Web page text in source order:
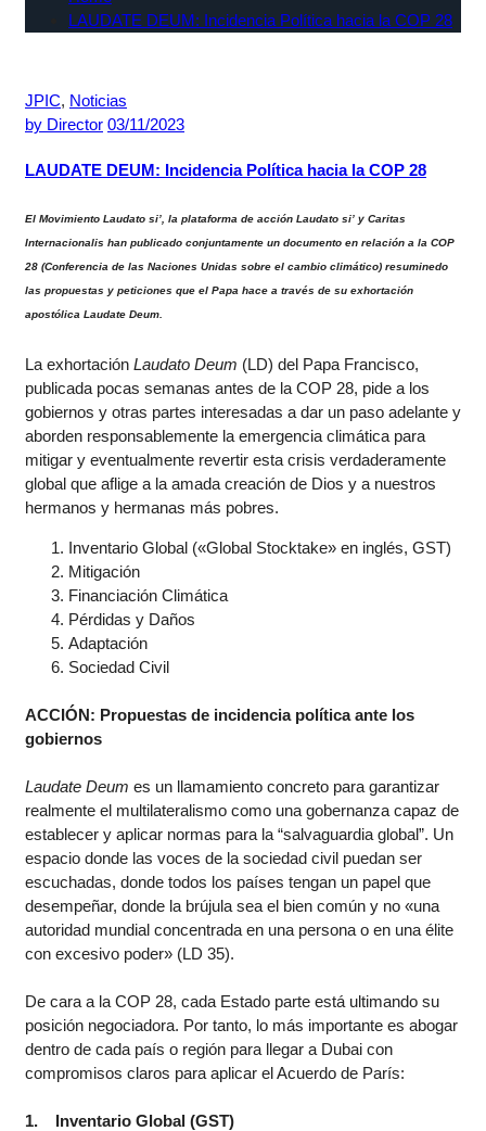
LAUDATE DEUM: Incidencia Política hacia la COP 28
JPIC, Noticias
by Director 03/11/2023
LAUDATE DEUM: Incidencia Política hacia la COP 28
El Movimiento Laudato si’, la plataforma de acción Laudato si’ y Caritas
Internacionalis han publicado conjuntamente un documento en relación a la COP
28 (Conferencia de las Naciones Unidas sobre el cambio climático) resuminedo
las propuestas y peticiones que el Papa hace a través de su exhortación
apostólica Laudate Deum.
La exhortación Laudato Deum (LD) del Papa Francisco,
publicada pocas semanas antes de la COP 28, pide a los
gobiernos y otras partes interesadas a dar un paso adelante y
aborden responsablemente la emergencia climática para
mitigar y eventualmente revertir esta crisis verdaderamente
global que aflige a la amada creación de Dios y a nuestros
hermanos y hermanas más pobres.
Inventario Global («Global Stocktake» en inglés, GST)
Mitigación
Financiación Climática
Pérdidas y Daños
Adaptación
Sociedad Civil
ACCIÓN: Propuestas de incidencia política ante los
gobiernos
Laudate Deum es un llamamiento concreto para garantizar
realmente el multilateralismo como una gobernanza capaz de
establecer y aplicar normas para la “salvaguardia global”. Un
espacio donde las voces de la sociedad civil puedan ser
escuchadas, donde todos los países tengan un papel que
desempeñar, donde la brújula sea el bien común y no «una
autoridad mundial concentrada en una persona o en una élite
con excesivo poder» (LD 35).
De cara a la COP 28, cada Estado parte está ultimando su
posición negociadora. Por tanto, lo más importante es abogar
dentro de cada país o región para llegar a Dubai con
compromisos claros para aplicar el Acuerdo de París:
1. Inventario Global (GST)